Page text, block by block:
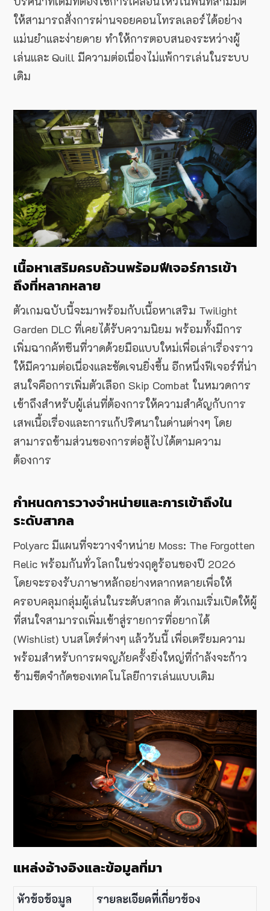
ให้สามารถสั่งการผ่านจอยคอนโทรลเลอร์ได้อย่าง
แม่นยำและง่ายดาย ทำให้การตอบสนองระหว่างผู้
เล่นและ Quill มีความต่อเนื่องไม่แพ้การเล่นในระบบ
เดิม
เนื้อหาเสริมครบถ้วนพร้อมฟีเจอร์การเข้า
ถึงที่หลากหลาย
ตัวเกมฉบับนี้จะมาพร้อมกับเนื้อหาเสริม Twilight
Garden DLC ที่เคยได้รับความนิยม พร้อมทั้งมีการ
เพิ่มฉากคัทซีนที่วาดด้วยมือแบบใหม่เพื่อเล่าเรื่องราว
ให้มีความต่อเนื่องและชัดเจนยิ่งขึ้น อีกหนึ่งฟีเจอร์ที่น่า
สนใจคือการเพิ่มตัวเลือก Skip Combat ในหมวดการ
เข้าถึงสำหรับผู้เล่นที่ต้องการให้ความสำคัญกับการ
เสพเนื้อเรื่องและการแก้ปริศนาในด่านต่างๆ โดย
สามารถข้ามส่วนของการต่อสู้ไปได้ตามความ
ต้องการ
กำหนดการวางจำหน่ายและการเข้าถึงใน
ระดับสากล
Polyarc มีแผนที่จะวางจำหน่าย Moss: The Forgotten
Relic พร้อมกันทั่วโลกในช่วงฤดูร้อนของปี 2026
โดยจะรองรับภาษาหลักอย่างหลากหลายเพื่อให้
ครอบคลุมกลุ่มผู้เล่นในระดับสากล ตัวเกมเริ่มเปิดให้ผู้
ที่สนใจสามารถเพิ่มเข้าสู่รายการที่อยากได้
(Wishlist) บนสโตร์ต่างๆ แล้ววันนี้ เพื่อเตรียมความ
พร้อมสำหรับการผจญภัยครั้งยิ่งใหญ่ที่กำลังจะก้าว
ข้ามขีดจำกัดของเทคโนโลยีการเล่นแบบเดิม
แหล่งอ้างอิงและข้อมูลที่มา
หัวข้อข้อมูล
รายละเอียดที่เกี่ยวข้อง